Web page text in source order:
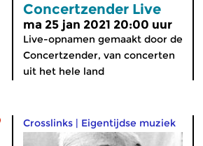
Concertzender Live
ma 25 jan 2021 20:00 uur
Live-opnamen gemaakt door de
Concertzender, van concerten
uit het hele land
Crosslinks | Eigentijdse muziek